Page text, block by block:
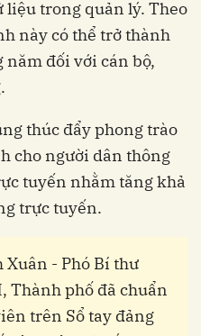
liệu trong quản lý. Theo
này có thể trở thành
năm đối với cán bộ,
thúc đẩy phong trào
cho người dân thông
tuyến nhằm tăng khả
trực tuyến.
- Phó Bí thư
Thành phố đã chuẩn
trên Sổ tay đảng